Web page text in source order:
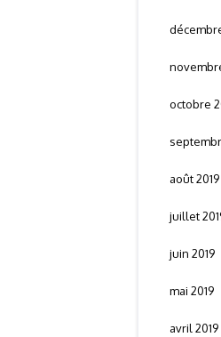
octobre
août 2019
juillet
juin 2019
mai 2019
avril 2019